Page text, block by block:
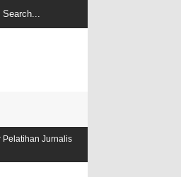
Parengge Rengge Mendatangi